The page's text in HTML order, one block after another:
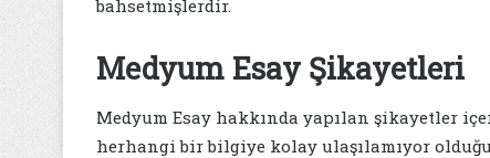
bahsetmişlerdir.
Medyum Esay Şikayetleri
Medyum Esay hakkında yapılan şikayetler
herhangi bir bilgiye kolay ulaşılamıyor